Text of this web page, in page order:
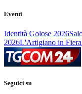
Eventi
Identità Golose 2026
2026L'Artigiano in
Seguici su